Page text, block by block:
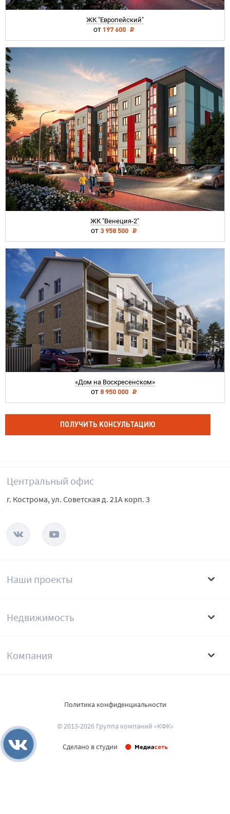
ЖК "Европейский"
от 197 600
ЖК "Венеция-2"
от 3 958 500
«Дом на Воскресенском»
от 8 950 000
ПОЛУЧИТЬ КОНСУЛЬТАЦИЮ
Наши проекты
Недвижимость
Компания
Центральный офис
г. Кострома, ул. Советская д. 21А корп. 3
© 2013-2026 Группа компаний «КФК»
Политика конфиденциальности
Сделано в студии